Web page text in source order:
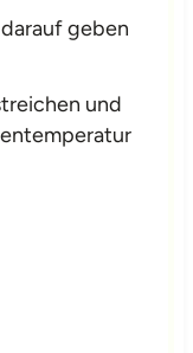
geben
und